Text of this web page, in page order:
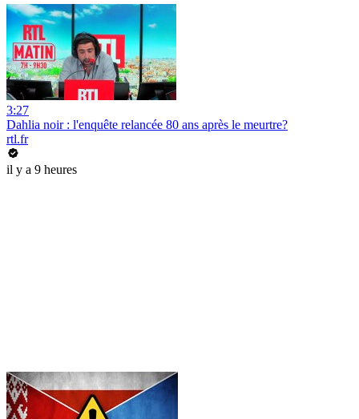
3:27
Dahlia noir : l'enquête relancée 80 ans après le meurtre?
rtl.fr
il y a 9 heures